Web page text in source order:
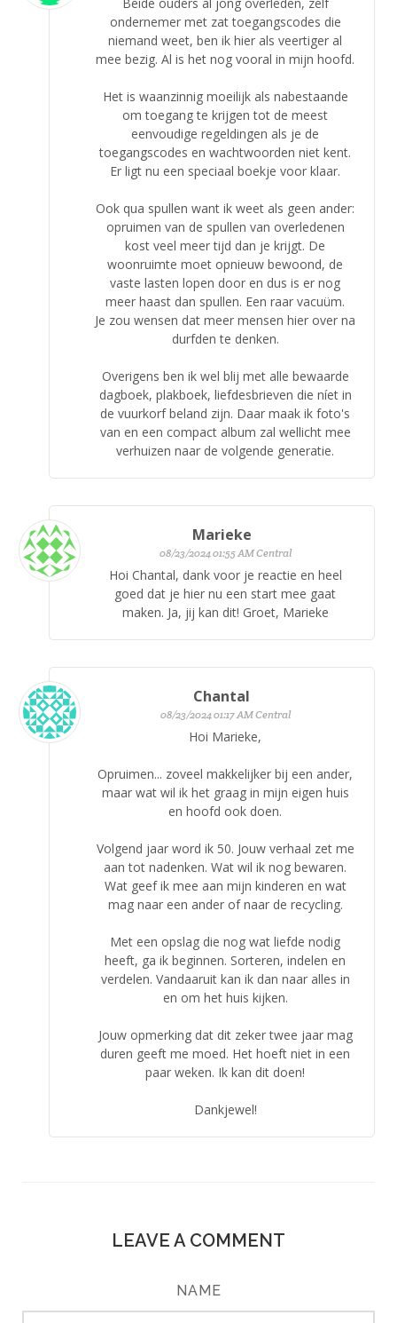
ondernemer met zat toegangscodes die
niemand weet, ben ik hier als veertiger al
mee bezig. Al is het nog vooral in mijn hoofd.
Het is waanzinnig moeilijk als nabestaande
om toegang te krijgen tot de meest
eenvoudige regeldingen als je de
toegangscodes en wachtwoorden niet kent.
Er ligt nu een speciaal boekje voor klaar.
Ook qua spullen want ik weet als geen ander:
opruimen van de spullen van overledenen
kost veel meer tijd dan je krijgt. De
woonruimte moet opnieuw bewoond, de
vaste lasten lopen door en dus is er nog
meer haast dan spullen. Een raar vacuüm.
Je zou wensen dat meer mensen hier over na
durfden te denken.
Overigens ben ik wel blij met alle bewaarde
dagboek, plakboek, liefdesbrieven die níet in
de vuurkorf beland zijn. Daar maak ik foto's
van en een compact album zal wellicht mee
verhuizen naar de volgende generatie.
Marieke
08/23/2024 01:55 AM Central
Hoi Chantal, dank voor je reactie en heel
goed dat je hier nu een start mee gaat
maken. Ja, jij kan dit! Groet, Marieke
Chantal
08/23/2024 01:17 AM Central
Hoi Marieke,
Opruimen... zoveel makkelijker bij een ander,
maar wat wil ik het graag in mijn eigen huis
en hoofd ook doen.
Volgend jaar word ik 50. Jouw verhaal zet me
aan tot nadenken. Wat wil ik nog bewaren.
Wat geef ik mee aan mijn kinderen en wat
mag naar een ander of naar de recycling.
Met een opslag die nog wat liefde nodig
heeft, ga ik beginnen. Sorteren, indelen en
verdelen. Vandaaruit kan ik dan naar alles in
en om het huis kijken.
Jouw opmerking dat dit zeker twee jaar mag
duren geeft me moed. Het hoeft niet in een
paar weken. Ik kan dit doen!
Dankjewel!
LEAVE A COMMENT
NAME